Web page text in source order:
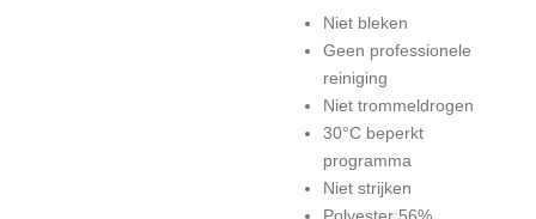
Niet bleken
Geen professionele
reiniging
Niet trommeldrogen
30°C beperkt
programma
Niet strijken